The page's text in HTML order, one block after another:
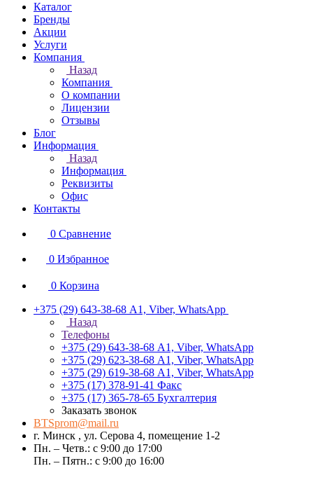
Каталог
Бренды
Акции
Услуги
Компания
Назад
Компания
О компании
Лицензии
Отзывы
Блог
Информация
Назад
Информация
Реквизиты
Офис
Контакты
0 Сравнение
0 Избранное
0 Корзина
+375 (29) 643-38-68 А1, Viber, WhatsApp
Назад
Телефоны
+375 (29) 643-38-68 А1, Viber, WhatsApp
+375 (29) 623-38-68 А1, Viber, WhatsApp
+375 (29) 619-38-68 А1, Viber, WhatsApp
+375 (17) 378-91-41 Факс
+375 (17) 365-78-65 Бухгалтерия
Заказать звонок
BTSprom@mail.ru
г. Минск , ул. Серова 4, помещение 1-2
Пн. – Четв.: с 9:00 до 17:00
Пн. – Пятн.: с 9:00 до 16:00